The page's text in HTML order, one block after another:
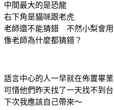
中間最大的是恐龍
右下角是貓咪跟老虎
老師還不能猜錯 不然小梨會
像老師為什麼都猜錯？
語言中心的人一早就在佈置畢
可惜他們昨天找了一天找不到
下次我應該自己帶來～